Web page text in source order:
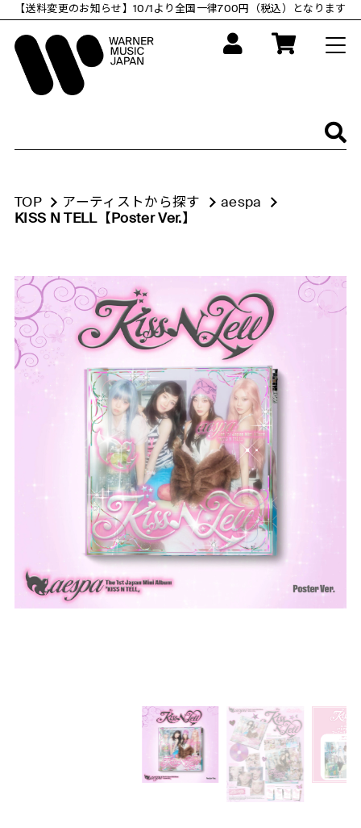
ン
【送料変更のお知らせ】10/1より全国一律700円（税込）となります
TOP アーティストから探す
aespa
KISS N TELL【Poster Ver.】